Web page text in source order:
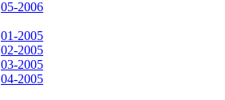
05-2006
01-2005
02-2005
03-2005
04-2005